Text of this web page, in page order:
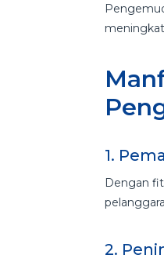
1.
Dengan
2.